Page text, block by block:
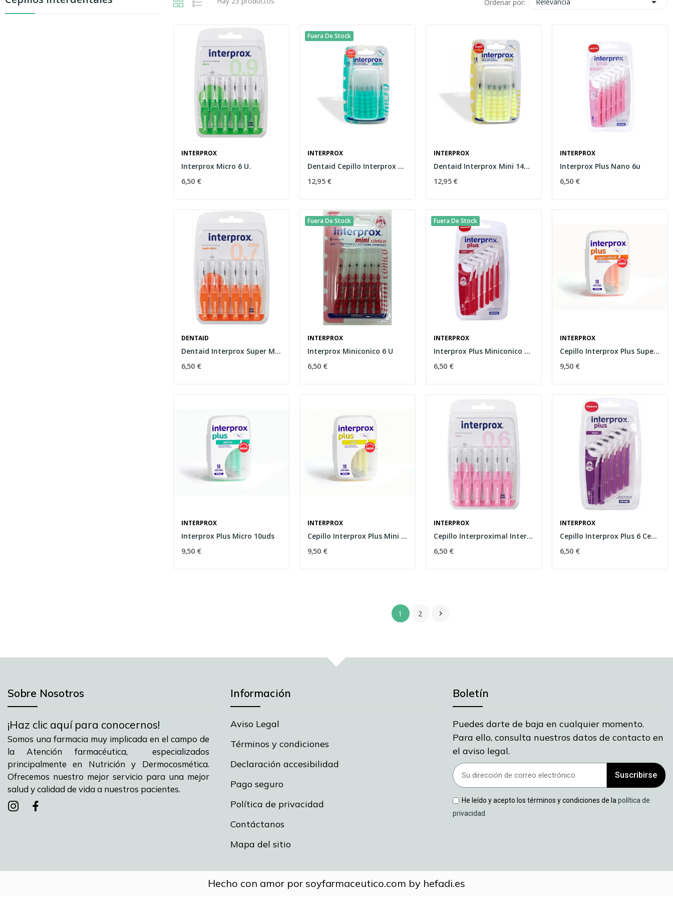
Ordenar por: Relevancia
INTERPROX
Interprox Micro 6 U.
6,50 €
Fuera De Stock
INTERPROX
Dentaid Cepillo Interprox Micro 18uds
12,95 €
INTERPROX
Dentaid Interprox Mini 14uds
12,95 €
INTERPROX
Interprox Plus Nano 6u
6,50 €
DENTAID
Dentaid Interprox Super Micro 6ds
6,50 €
Fuera De Stock
INTERPROX
Interprox Miniconico 6 U
6,50 €
Fuera De Stock
INTERPROX
Interprox Plus Miniconico 6uds
6,50 €
INTERPROX
Cepillo Interprox Plus Super10
9,50 €
INTERPROX
Interprox Plus Micro 10uds
9,50 €
INTERPROX
Cepillo Interprox Plus Mini 10 Uds
9,50 €
INTERPROX
Cepillo Interproximal Interprox Nano 6 Cepillos
6,50 €
INTERPROX
Cepillo Interprox Plus 6 Cepillos
6,50 €
1 2 
Sobre Nosotros
¡Haz clic aquí para conocernos!
Somos una farmacia muy implicada en el campo de
la Atención farmacéutica, especializados
principalmente en Nutrición y Dermocosmética.
Ofrecemos nuestro mejor servicio para una mejor
salud y calidad de vida a nuestros pacientes.
Información
Aviso Legal
Términos y condiciones
Declaración accesibilidad
Pago seguro
Política de privacidad
Contáctanos
Mapa del sitio
Boletín
Puedes darte de baja en cualquier momento.
Para ello, consulta nuestros datos de contacto en
el aviso legal.
Suscribirse
He leído y acepto los términos y condiciones de lapolítica de
privacidad
Hecho con amor por soyfarmaceutico.com by hefadi.es